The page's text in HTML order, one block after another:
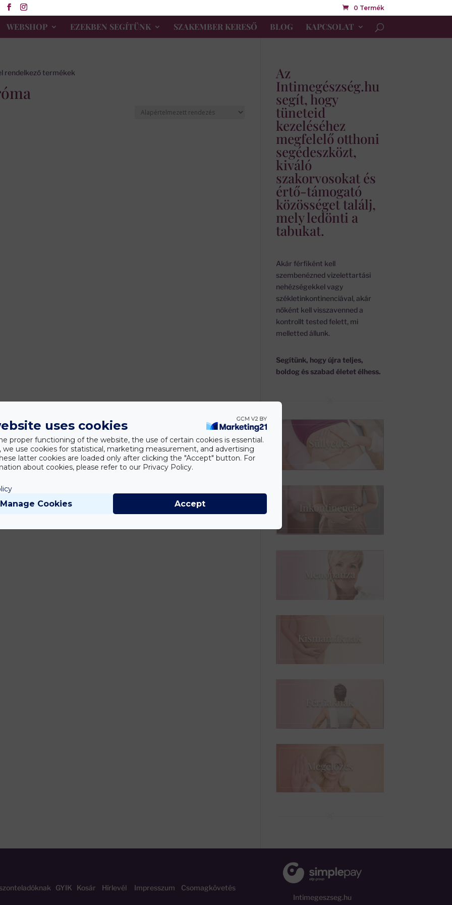
0 Termék
WEBSHOP EZEKBEN SEGÍTÜNK SZAKEMBER KERESŐ BLOG KAPCSOLAT
rendelkező termékek Az
Intimegészség.hu
segít, hogy
tüneteid
kezeléséhez
megfelelő otthoni
segédeszközt,
kiváló
szakorvosokat és
értő-támogató
közösséget találj,
mely ledönti a
tabukat.
Akár férfiként kell
szembenézned vizelettartási
nehézségekkel vagy
székletinkontinenciával, akár
nőként kell visszavenned a
kontrollt tested felett, mi
melletted állunk.
Segítünk, hogy újra teljes,
boldog és szabad életet élhess.
GYIK Kosár Hírlevél Impresszum
Csomagkövetés
Intimegeszseg.hu
uses cookies
proper functioning of the website, the use of certain cookies is essential.
we use cookies for statistical, marketing measurement, and advertising
latter cookies are loaded only after clicking the "Accept" button. For
about cookies, please refer to our Privacy Policy.
Manage Cookies Accept